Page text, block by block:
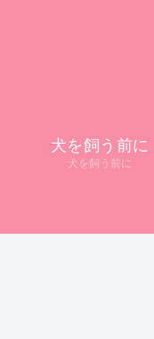
犬を飼う前に
犬を飼う前に